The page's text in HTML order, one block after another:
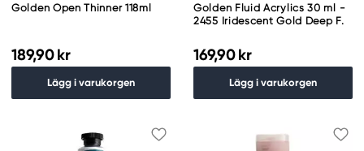
Golden Open Thinner 118ml
189,90 kr
Lägg i varukorgen
Golden Fluid Acrylics 30 ml -
2455 Iridescent Gold Deep F.
169,90 kr
Lägg i varukorgen